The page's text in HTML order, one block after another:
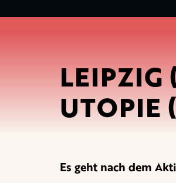
LEIPZIG
UTOPIE
Es geht nach dem